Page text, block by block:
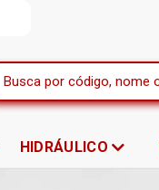
HIDRÁULICO